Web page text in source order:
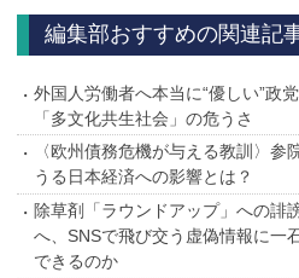
へ
編集部おすすめの関連記
外国人労働者へ本当に“優しい”政
「多文化共生社会」の危うさ
〈欧州債務危機が与える教訓〉参
うる日本経済への影響とは？
除草剤「ラウンドアップ」への誹
へ、SNSで飛び交う虚偽情報に一
できるのか